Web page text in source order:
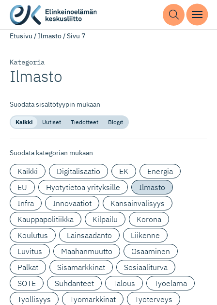
Etusivu /Ilmasto/Sivu 7
Kategoria
Ilmasto
Suodata sisältötyypin mukaan
Kaikki Uutiset Tiedotteet Blogit
Suodata kategorian mukaan
Kaikki Digitalisaatio EK
Energia
EU
Hyötytietoa yrityksille
Ilmasto
Infra
Innovaatiot
Kansainvälisyys
Kauppapolitiikka
Kilpailu
Korona
Koulutus
Lainsäädäntö
Liikenne
Luvitus
Maahanmuutto
Osaaminen
Palkat
Sisämarkkinat
Sosiaaliturva
SOTE
Suhdanteet Talous
Työelämä
Työllisyys
Työmarkkinat
Työterveys